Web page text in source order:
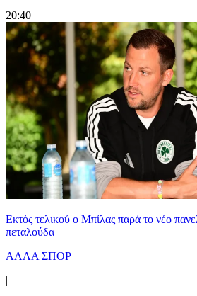
20:40
Εκτός τελικού ο Μπίλας παρά το νέο
πεταλούδα
ΑΛΛΑ ΣΠΟΡ
|